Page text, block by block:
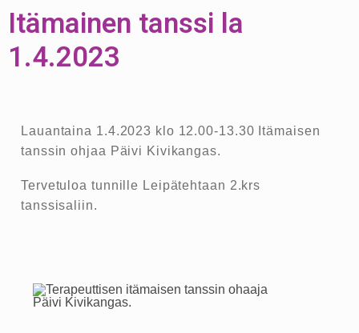
Itämainen tanssi la
1.4.2023
Lauantaina 1.4.2023 klo 12.00-13.30 Itämaisen
tanssin ohjaa Päivi Kivikangas.
Tervetuloa tunnille Leipätehtaan 2.krs
tanssisaliin.